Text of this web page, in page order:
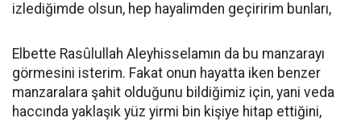
izlediğimde olsun, hep hayalimden geçiririm bunları,
Elbette Rasûlullah Aleyhisselamın da bu manzarayı
görmesini isterim. Fakat onun hayatta iken benzer
manzaralara şahit olduğunu bildiğimiz için, yani veda
haccında yaklaşık yüz yirmi bin kişiye hitap ettiğini,